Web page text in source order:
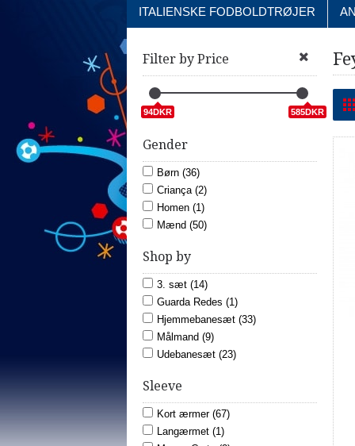
ITALIENSKE FODBOLDTRØJER
Filter by Price
94DKR 585DKR
Gender
Børn (36)
Criança (2)
Homen (1)
Mænd (50)
Shop by
3. sæt (14)
Guarda Redes (1)
Hjemmebanesæt (33)
Målmand (9)
Udebanesæt (23)
Sleeve
Kort ærmer (67)
Langærmet (1)